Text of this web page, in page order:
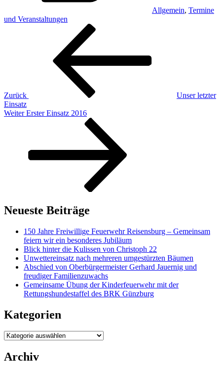
Allgemein, Termine
und Veranstaltungen
Beitragsnavigation
Zurück
Unser letzter
Einsatz
Nächster
Weiter Erster Einsatz 2016
Neueste Beiträge
150 Jahre Freiwillige Feuerwehr Reisensburg – Gemeinsam
feiern wir ein besonderes Jubiläum
Blick hinter die Kulissen von Christoph 22
Unwettereinsatz nach mehreren umgestürzten Bäumen
Abschied von Oberbürgermeister Gerhard Jauernig und
freudiger Familienzuwachs
Gemeinsame Übung der Kinderfeuerwehr mit der
Rettungshundestaffel des BRK Günzburg
Kategorien
Kategorien
Archiv